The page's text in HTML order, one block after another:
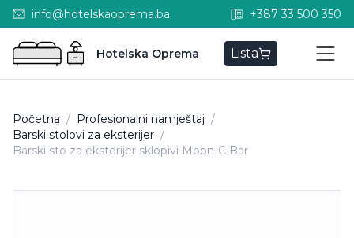
info@hotelskaoprema.ba +387 33 500 350
Hotelska Oprema Lista
Početna / Profesionalni namještaj /
Barski stolovi za eksterijer /
Barski sto za eksterijer sklopivi Moon-C Bar